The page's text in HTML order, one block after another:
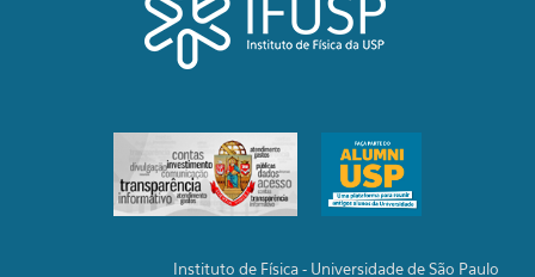
Instituto de Física - Universidade de São Paulo